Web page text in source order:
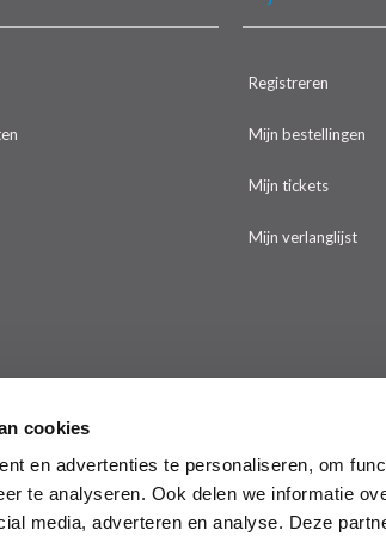
cookies
en advertenties te personaliseren, om
te analyseren. Ook delen we informatie
media, adverteren en analyse. Deze
Registreren
Mijn bestellingen
Mijn tickets
Mijn verlanglijst